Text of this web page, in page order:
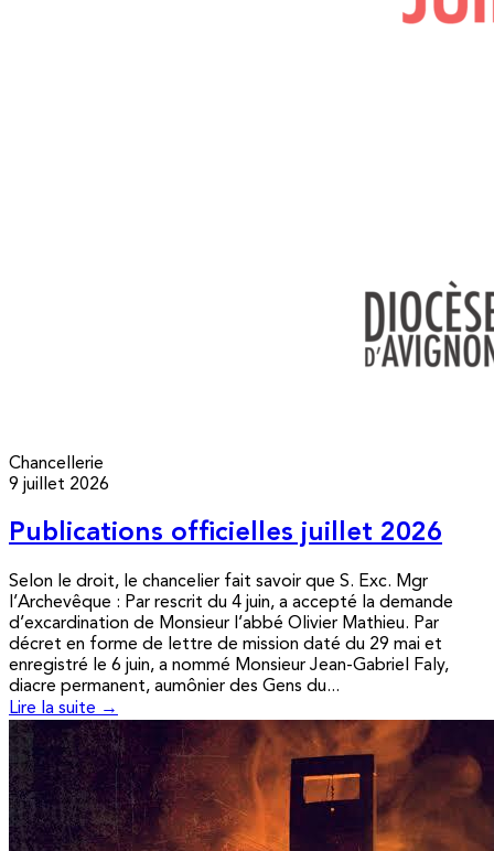
Chancellerie
9 juillet 2026
Publications officielles juillet 2026
Selon le droit, le chancelier fait savoir que S. Exc. Mgr
l’Archevêque : Par rescrit du 4 juin, a accepté la demande
d’excardination de Monsieur l’abbé Olivier Mathieu. Par
décret en forme de lettre de mission daté du 29 mai et
enregistré le 6 juin, a nommé Monsieur Jean-Gabriel Faly,
diacre permanent, aumônier des Gens du...
Lire la suite →